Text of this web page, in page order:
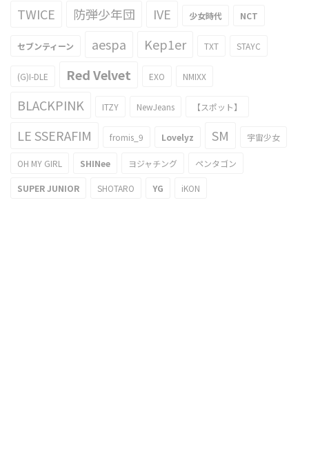
TWICE 防弾少年団 IVE 少女時代 NCT
セブンティーン aespa Kep1er TXT STAYC
(G)I-DLE Red Velvet EXO NMIXX
BLACKPINK ITZY NewJeans 【スポット】
LE SSERAFIM fromis_9 Lovelyz SM 宇宙少女
OH MY GIRL SHINee ヨジャチング ペンタゴン
SUPER JUNIOR SHOTARO YG iKON